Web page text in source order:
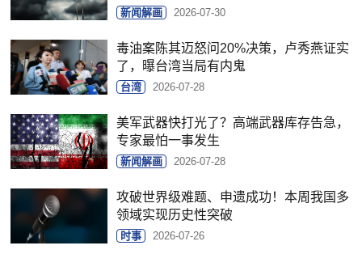
新闻解画 2026-07-30
毒油案陈其迈怒问20%决策，卢秀燕证实
了，曝台湾当局有内鬼
台湾 2026-07-28
美军武器快打光了？高端武器库存告急，
专家最怕一事发生
新闻解画 2026-07-28
攻破世界级难题、申遗成功！本周我国多
领域实现历史性突破
时事 2026-07-26